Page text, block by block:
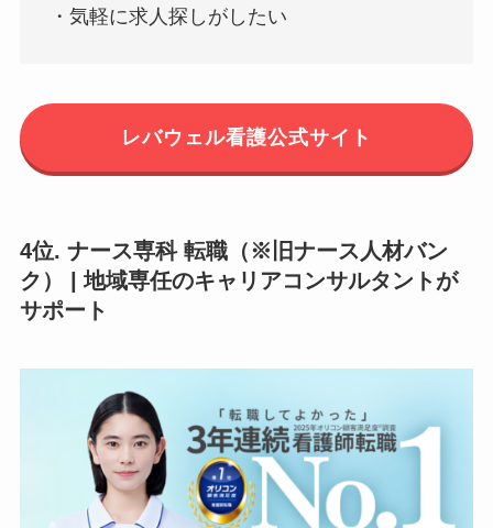
・気軽に求人探しがしたい
レバウェル看護公式サイト
4位. ナース専科 転職（※旧ナース人材バン
ク） | 地域専任のキャリアコンサルタントが
サポート